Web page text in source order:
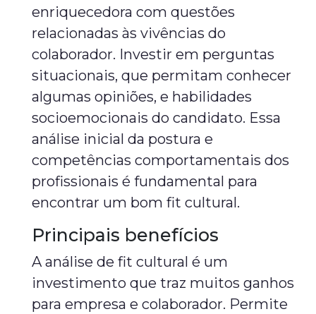
enriquecedora com questões
relacionadas às vivências do
colaborador. Investir em perguntas
situacionais, que permitam conhecer
algumas opiniões, e habilidades
socioemocionais do candidato. Essa
análise inicial da postura e
competências comportamentais dos
profissionais é fundamental para
encontrar um bom fit cultural.
Principais benefícios
A análise de fit cultural é um
investimento que traz muitos ganhos
para empresa e colaborador. Permite